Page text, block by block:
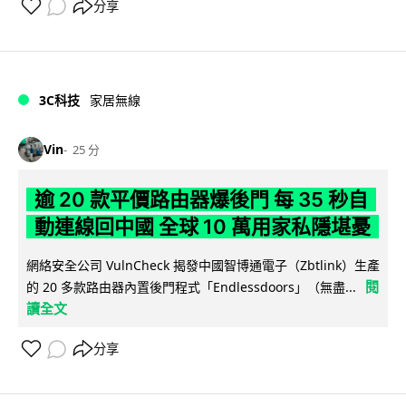
分享
3C科技 家居無線
Vin 25 分
逾 20 款平價路由器爆後門 每 35 秒自
動連線回中國 全球 10 萬用家私隱堪憂
網絡安全公司 VulnCheck 揭發中國智博通電子（Zbtlink）生產
的 20 多款路由器內置後門程式「Endlessdoors」（無盡...
閱
讀全文
分享